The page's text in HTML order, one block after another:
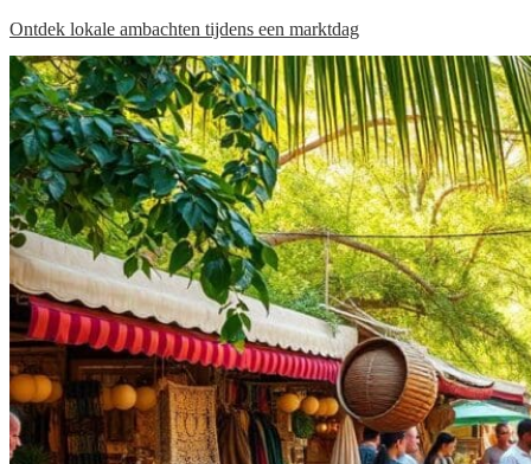
Ontdek lokale ambachten tijdens een marktdag